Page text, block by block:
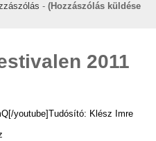
- (Hozzászólás küldése
2011
youtube]Tudósító: Klész Imre